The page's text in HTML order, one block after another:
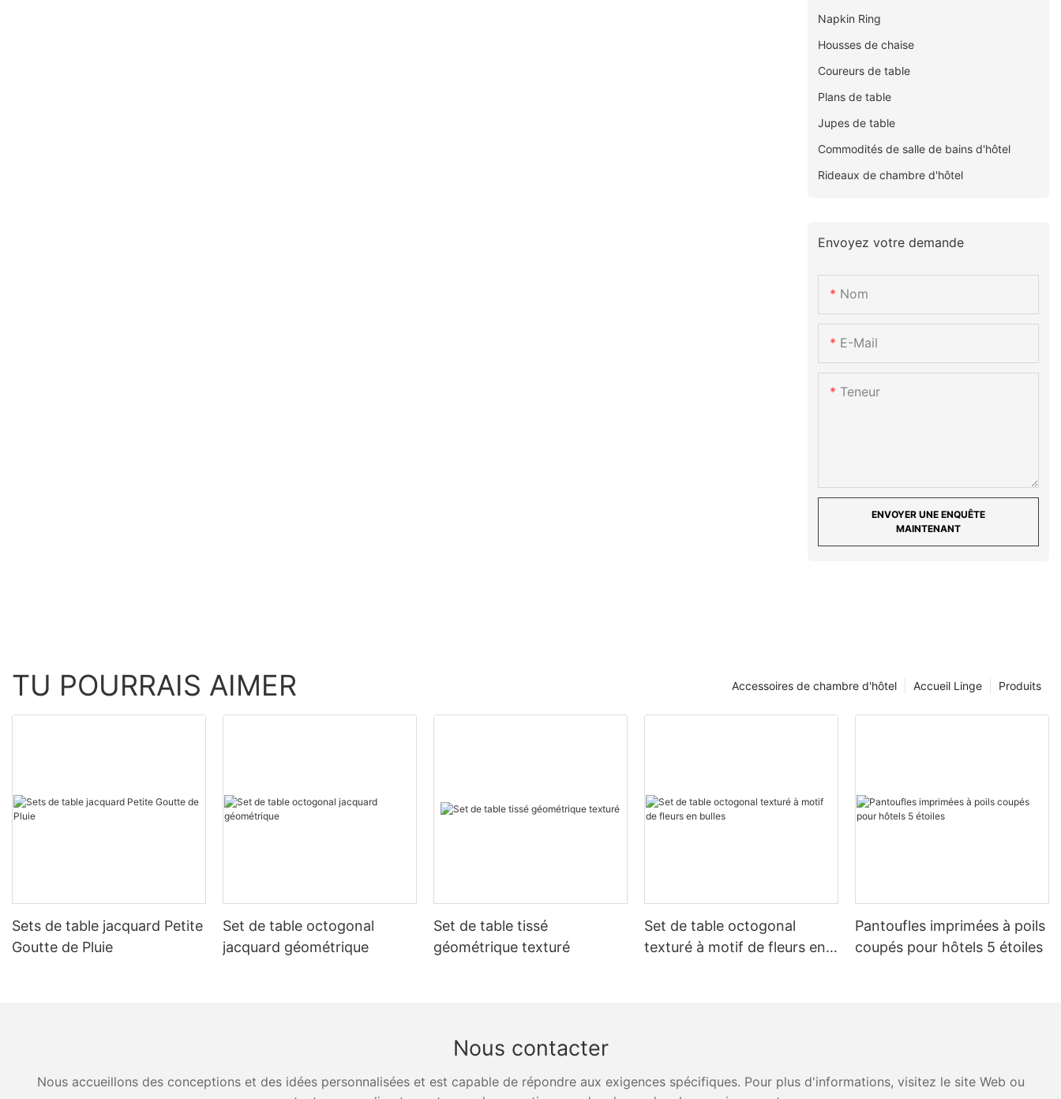
Napkin Ring
Housses de chaise
Coureurs de table
Plans de table
Jupes de table
Commodités de salle de bains d'hôtel
Rideaux de chambre d'hôtel
Envoyez votre demande
Nom
E-Mail
Teneur
ENVOYER UNE ENQUÊTE
MAINTENANT
TU POURRAIS AIMER Produits
Accueil Linge
Accessoires de chambre d'hôtel
Sets de table jacquard Petite
Goutte de Pluie
Set de table octogonal
jacquard géométrique
Set de table tissé
géométrique texturé
Set de table octogonal
texturé à motif de fleurs en
Pantoufles imprimées à poils
coupés pour hôtels 5 étoiles
Nous contacter
Nous accueillons des conceptions et des idées personnalisées et est capable de répondre aux exigences spécifiques. Pour plus d'informations, visitez le site Web ou